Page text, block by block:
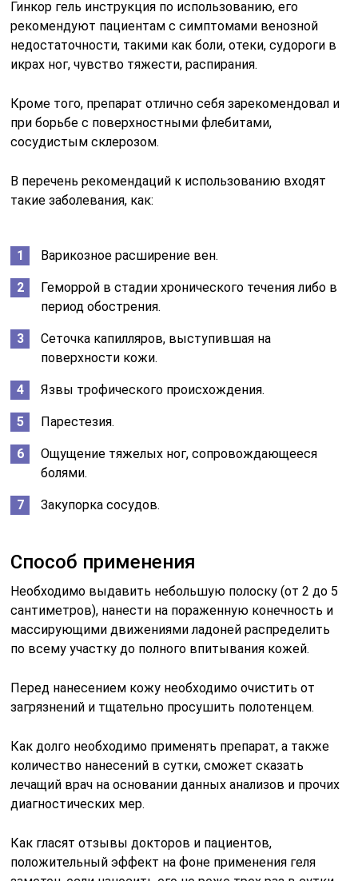
Гинкор гель инструкция по использованию, его
рекомендуют пациентам с симптомами венозной
недостаточности, такими как боли, отеки, судороги в
икрах ног, чувство тяжести, распирания.
Кроме того, препарат отлично себя зарекомендовал и
при борьбе с поверхностными флебитами,
сосудистым склерозом.
В перечень рекомендаций к использованию входят
такие заболевания, как:
Варикозное расширение вен.
Геморрой в стадии хронического течения либо в
период обострения.
Сеточка капилляров, выступившая на
поверхности кожи.
Язвы трофического происхождения.
Парестезия.
Ощущение тяжелых ног, сопровождающееся
болями.
Закупорка сосудов.
Способ применения
Необходимо выдавить небольшую полоску (от 2 до 5
сантиметров), нанести на пораженную конечность и
массирующими движениями ладоней распределить
по всему участку до полного впитывания кожей.
Перед нанесением кожу необходимо очистить от
загрязнений и тщательно просушить полотенцем.
Как долго необходимо применять препарат, а также
количество нанесений в сутки, сможет сказать
лечащий врач на основании данных анализов и прочих
диагностических мер.
Как гласят отзывы докторов и пациентов,
положительный эффект на фоне применения геля